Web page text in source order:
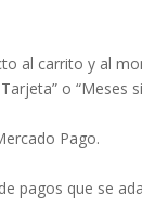
al carrito y al
o “Meses
Pago.
pagos que se